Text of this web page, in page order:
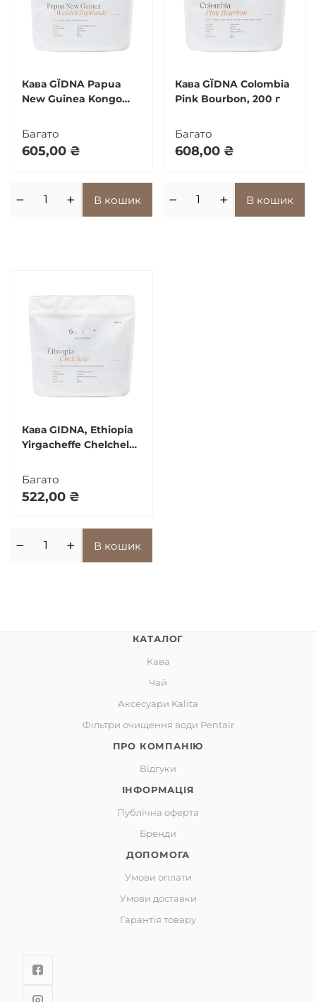
Кава GЇDNA Papua
New Guinea Kongo
Багато
605,00 ₴
− + В кошик
Кава GЇDNA Colombia
Pink Bourbon, 200 г
Багато
608,00 ₴
− + В кошик
Кава GIDNA, Ethiopia
Yirgacheffe Chelchele,
Багато
522,00 ₴
− + В кошик
КАТАЛОГ
Кава
Чай
Аксесуари Kalita
Фільтри очищення води Pentair
ПРО КОМПАНІЮ
Відгуки
ІНФОРМАЦІЯ
Публічна оферта
Бренди
ДОПОМОГА
Умови оплати
Умови доставки
Гарантія товару